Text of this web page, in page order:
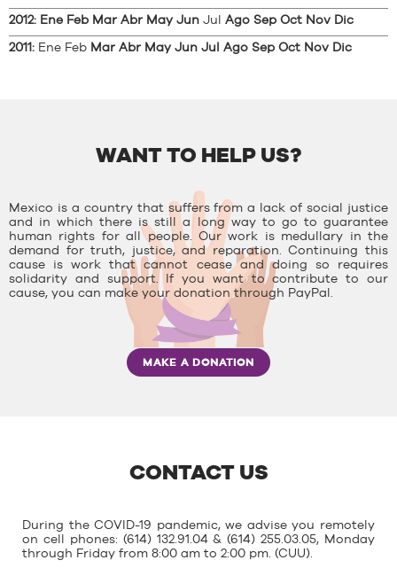
2012: Ene Feb Mar Abr May Jun Jul Ago Sep Oct Nov Dic
2011: Ene Feb Mar Abr May Jun Jul Ago Sep Oct Nov Dic
WANT TO HELP US?
Mexico is a country that suffers from a lack of social justice
and in which there is still a long way to go to guarantee
human rights for all people. Our work is medullary in the
demand for truth, justice, and reparation. Continuing this
cause is work that cannot cease and doing so requires
solidarity and support. If you want to contribute to our
cause, you can make your donation through PayPal.
MAKE A DONATION
CONTACT US
During the COVID-19 pandemic, we advise you remotely
on cell phones: (614) 132.91.04 & (614) 255.03.05, Monday
through Friday from 8:00 am to 2:00 pm. (CUU).